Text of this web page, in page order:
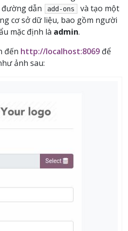
dẫn
add-ons
và tạo một
cơ sở dữ liệu, bao gồm người
mặc định là admin.
đến http://localhost:8069 để
ảnh sau: